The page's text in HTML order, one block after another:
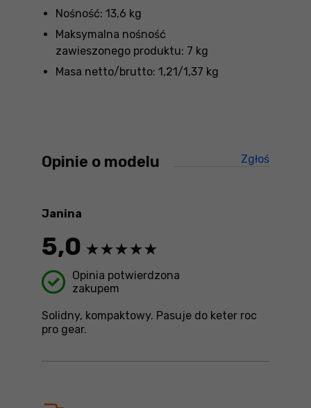
Nośność: 13,6 kg
Maksymalna nośność
zawieszonego produktu: 7 kg
Masa netto/brutto: 1,21/1,37 kg
Opinie o modelu
Zgłoś
Janina
5,0
Opinia potwierdzona
zakupem
Solidny, kompaktowy. Pasuje do keter roc
pro gear.